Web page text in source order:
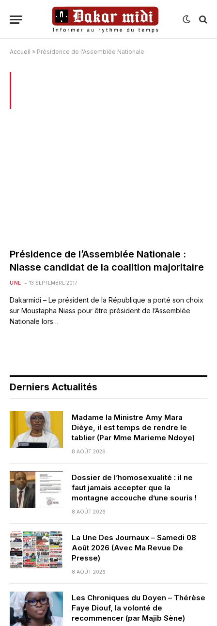
Accueil » Présidence de l'Assemblée Nationale
Présidence de l’Assemblée Nationale :
Niasse candidat de la coalition majoritaire
UNE 13 SEPTEMBRE 2017
Dakarmidi – Le président de la République a porté son choix
sur Moustapha Niass pour être président de l’Assemblée
Nationale lors…
Derniers Actualités
Madame la Ministre Amy Mara
Dièye, il est temps de rendre le
tablier (Par Mme Marieme Ndoye)
8 AOÛT 2026
Dossier de l’homosexualité : il ne
faut jamais accepter que la
montagne accouche d’une souris !
8 AOÛT 2026
La Une Des Journaux – Samedi 08
Août 2026 (Avec Ma Revue De
Presse)
8 AOÛT 2026
Les Chroniques du Doyen – Thérèse
Faye Diouf, la volonté de
recommencer (par Majib Sène)